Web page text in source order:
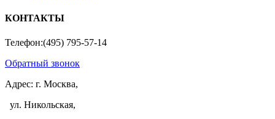
КОНТАКТЫ
Телефон:(495) 795-57-14
Обратный звонок
Адрес: г. Москва,
ул. Никольская,